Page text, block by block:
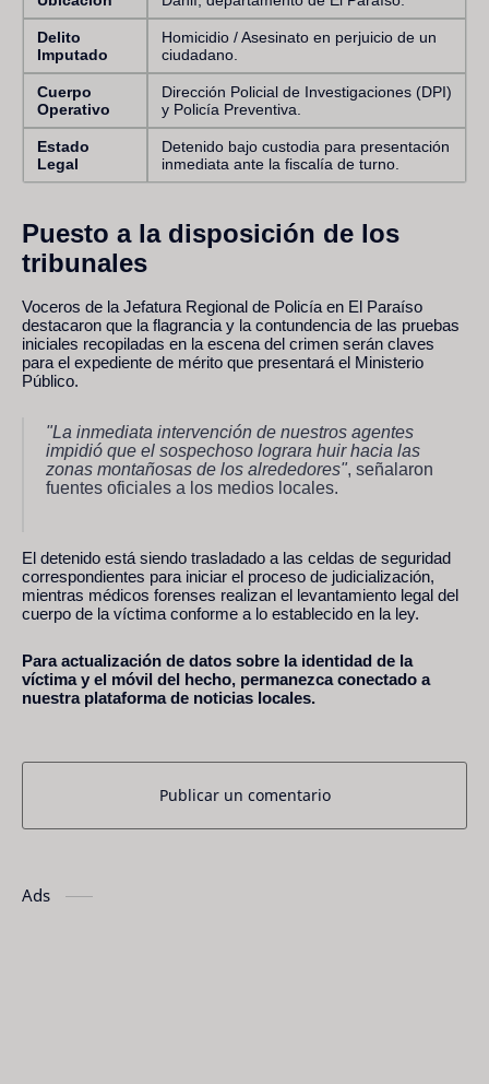
Delito
Imputado
Homicidio / Asesinato en perjuicio de un
ciudadano.
Cuerpo
Operativo
Dirección Policial de Investigaciones (DPI)
y Policía Preventiva.
Estado
Legal
Detenido bajo custodia para presentación
inmediata ante la fiscalía de turno.
Puesto a la disposición de los
tribunales
Voceros de la Jefatura Regional de Policía en El Paraíso
destacaron que la flagrancia y la contundencia de las pruebas
iniciales recopiladas en la escena del crimen serán claves
para el expediente de mérito que presentará el Ministerio
Público.
"La inmediata intervención de nuestros agentes
impidió que el sospechoso lograra huir hacia las
zonas montañosas de los alrededores", señalaron
fuentes oficiales a los medios locales.
El detenido está siendo trasladado a las celdas de seguridad
correspondientes para iniciar el proceso de judicialización,
mientras médicos forenses realizan el levantamiento legal del
cuerpo de la víctima conforme a lo establecido en la ley.
Para actualización de datos sobre la identidad de la
víctima y el móvil del hecho, permanezca conectado a
nuestra plataforma de noticias locales.
Publicar un comentario
Ads